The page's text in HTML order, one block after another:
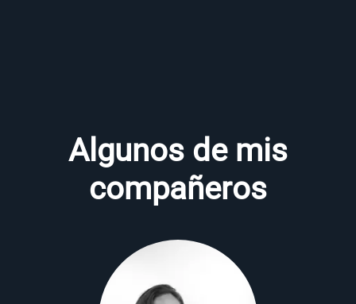
Algunos de mis
compañeros